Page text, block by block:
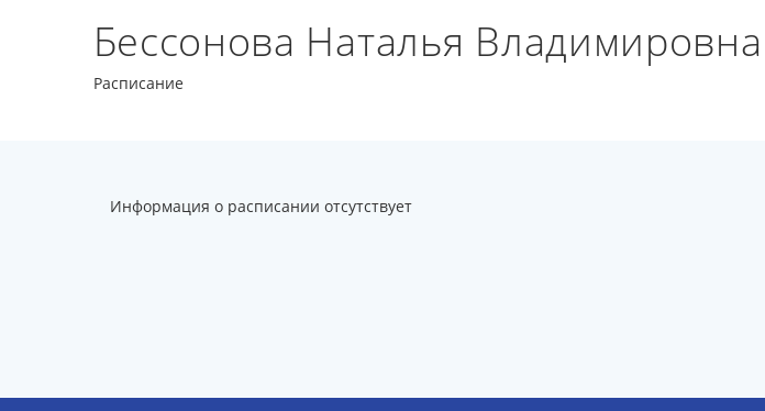
Бессонова Наталья Владимировна
Расписание
Информация о расписании отсутствует